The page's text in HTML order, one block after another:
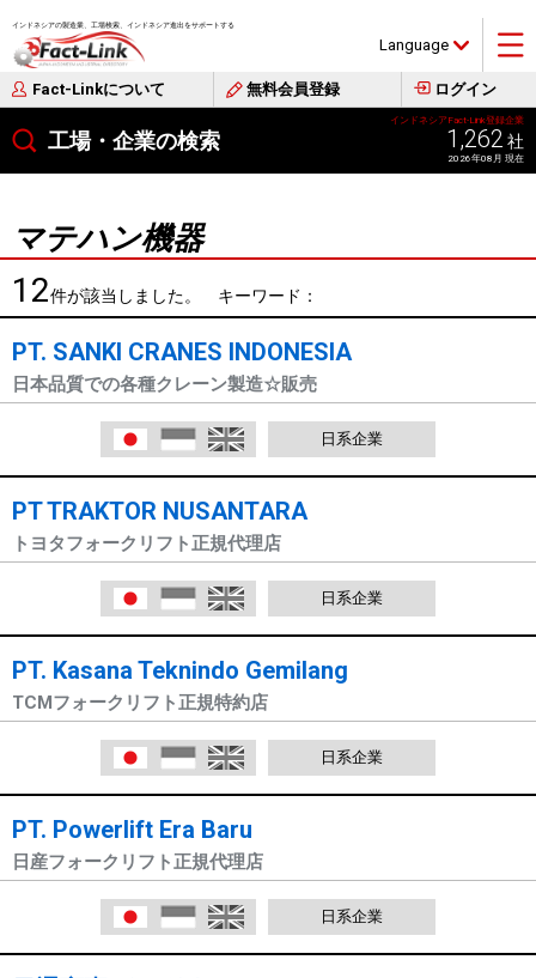
インドネシアの製造業、工場検索、インドネシア進出をサポートする
Language
Fact-Linkについて 無料会員登録 ログイン
工場・企業の検索
インドネシアFact-Link登録企業
1,262 社
2026年08月 現在
マテハン機器
12件が該当しました。 キーワード：
PT. SANKI CRANES INDONESIA
日本品質での各種クレーン製造☆販売
日本語 Indonesia 日系企業
PT TRAKTOR NUSANTARA
トヨタフォークリフト正規代理店
日本語 Indonesia 日系企業
PT. Kasana Teknindo Gemilang​
TCMフォークリフト正規特約店
日本語 Indonesia 日系企業
PT. Powerlift Era Baru
日産フォークリフト正規代理店
日本語 Indonesia 日系企業